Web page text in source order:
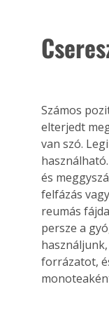
mert: – t
Számos
elterjedt
van szó.
és
felfázás
reumás
persze a
forrázatot,